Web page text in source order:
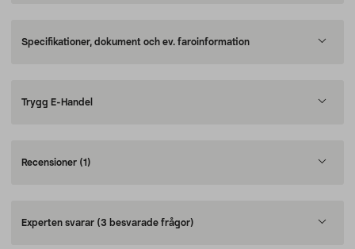
Specifikationer, dokument och ev. faroinformation
Trygg E-Handel
Recensioner (1)
Experten svarar (3 besvarade frågor)